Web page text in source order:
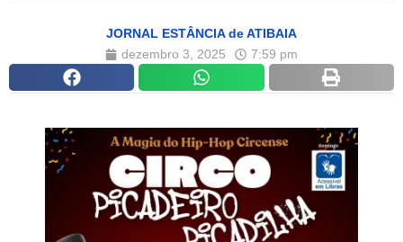
JORNAL ESTÂNCIA de ATIBAIA
dezembro 3, 2025
7:59 pm